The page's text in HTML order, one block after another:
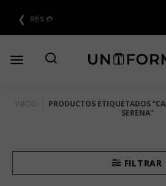
contenido
❮ 6 CUOTAS SIN INTERÉS 💳
INICIO
PRODUCTOS ETIQUETADOS
SERENA”
FILTRAR